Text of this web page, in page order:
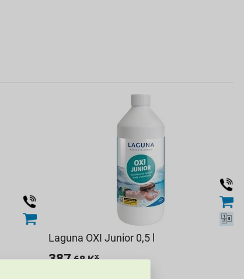
Laguna OXI Junior 0,5 l
387,68Kč